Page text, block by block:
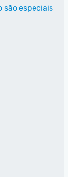
são especiais